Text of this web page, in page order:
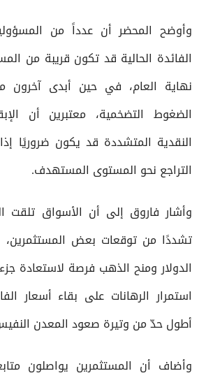
وأوضح المحضر أن عدداً من
الفائدة الحالية قد تكون قريبة من
نهاية العام، في حين أبدى آخرون
الضغوط التضخمية، معتبرين أن
النقدية المتشددة قد يكون ضروريًا
التراجع نحو المستوى المستهدف.
وأشار فاروق إلى أن الأسواق تلقت
تشددًا من توقعات بعض
الدولار ومنح الذهب فرصة لاستعادة
استمرار الرهانات على بقاء أسعار
أطول حدّ من وتيرة صعود المعدن
وأضاف أن المستثمرين يواصلون